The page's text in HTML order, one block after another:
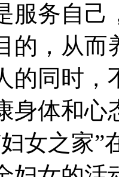
服务自己
的，从而
的同时
身体和心
之家”